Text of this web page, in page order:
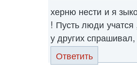
херню нести и я
! Пусть люди
у других
Ответить